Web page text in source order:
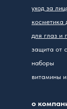
уход за
косметика
для глаз и
защита от
наборы
витамины
о